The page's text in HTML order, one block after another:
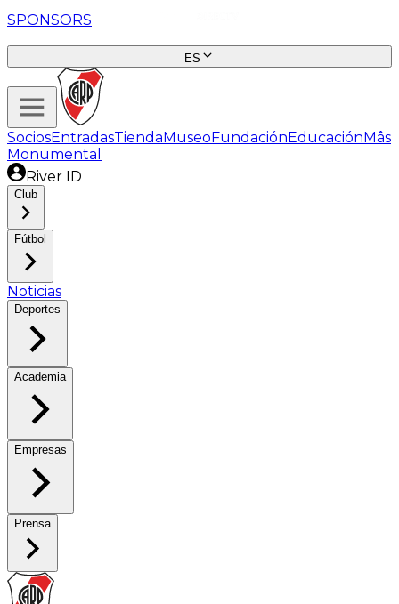
SPONSORS
ES
SociosEntradasTiendaMuseoFundaciónEducaciónMâs
Monumental
River ID
Club
Fútbol
Noticias
Deportes
Academia
Empresas
Prensa